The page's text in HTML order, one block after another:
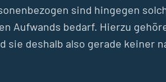
sind hingegen
Aufwands bedarf. Hierzu
deshalb also gerade keiner